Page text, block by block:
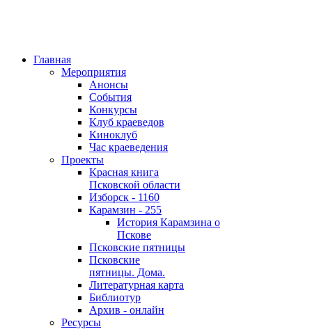
Главная
Мероприятия
Анонсы
События
Конкурсы
Клуб краеведов
Киноклуб
Час краеведения
Проекты
Красная книга
Псковской области
Изборск - 1160
Карамзин - 255
История Карамзина о
Пскове
Псковские пятницы
Псковские
пятницы. Дома.
Литературная карта
Библиотур
Архив - онлайн
Ресурсы